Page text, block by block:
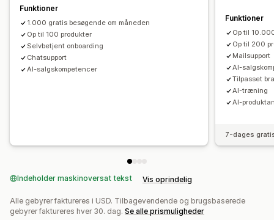
Chatvindue
Åbningstider Velkomsthilsner
Tagging
Chattildeling Chatflows
A/B-test Klikrater
Anbefalet ydeevne
Forslag til optimering
Funktioner
1.000 gratis besøgende om måneden
Op til 100 produkter
Selvbetjent onboarding
Chatsupport
AI-salgskompetencer
Funktioner
Op til
Op til 200
Mailsupport
AI-
Tilpasset
AI-træning
AI-
7-dages
Indeholder maskinoversat tekst Vis oprindelig
Alle gebyrer faktureres i USD. Tilbagevendende og brugsbaserede
gebyrer faktureres hver 30. dag. Se alle prismuligheder